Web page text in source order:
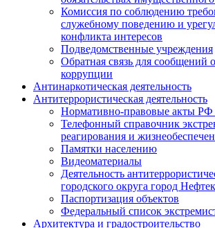
Комиссия по соблюдению
служебному поведению и
конфликта интересов
Подведомственные учреждения
Обратная связь для сообщений
коррупции
Антинаркотическая деятельность
Антитеррористическая деятельность
Нормативно-правовые акты
Телефонный справочник
реагирования и
Памятки населению
Видеоматериалы
Деятельность
городского округа город
Паспортизация объектов
Федеральный список
Архитектура и градостроительство